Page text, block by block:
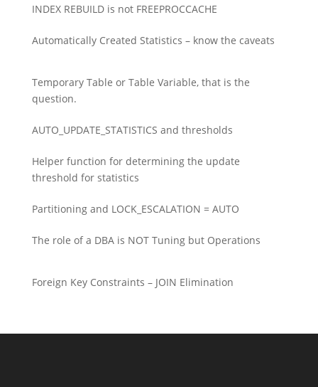
INDEX REBUILD is not FREEPROCCACHE
Automatically Created Statistics – know the caveats
Temporary Table or Table Variable, that is the
question.
AUTO_UPDATE_STATISTICS and thresholds
Helper function for determining the update
threshold for statistics
Partitioning and LOCK_ESCALATION = AUTO
The role of a DBA is NOT Tuning but Operations
Foreign Key Constraints – JOIN Elimination